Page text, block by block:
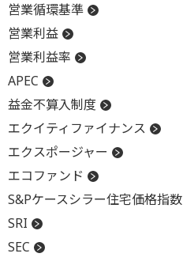
営業循環基準
営業利益
営業利益率
APEC
益金不算入制度
エクイティファイナンス
エクスポージャー
エコファンド
S&Pケースシラー住宅価格指数
SRI
SEC